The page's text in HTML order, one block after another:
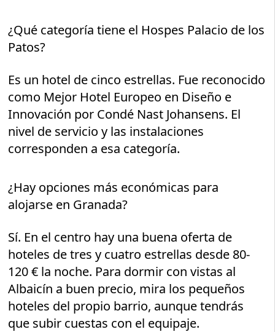
¿Qué categoría tiene el Hospes Palacio de los
Patos?
Es un hotel de cinco estrellas. Fue reconocido
como Mejor Hotel Europeo en Diseño e
Innovación por Condé Nast Johansens. El
nivel de servicio y las instalaciones
corresponden a esa categoría.
¿Hay opciones más económicas para
alojarse en Granada?
Sí. En el centro hay una buena oferta de
hoteles de tres y cuatro estrellas desde 80-
120 € la noche. Para dormir con vistas al
Albaicín a buen precio, mira los pequeños
hoteles del propio barrio, aunque tendrás
que subir cuestas con el equipaje.